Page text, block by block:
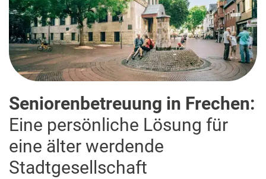
Seniorenbetreuung in Frechen:
Eine persönliche Lösung für
eine älter werdende
Stadtgesellschaft